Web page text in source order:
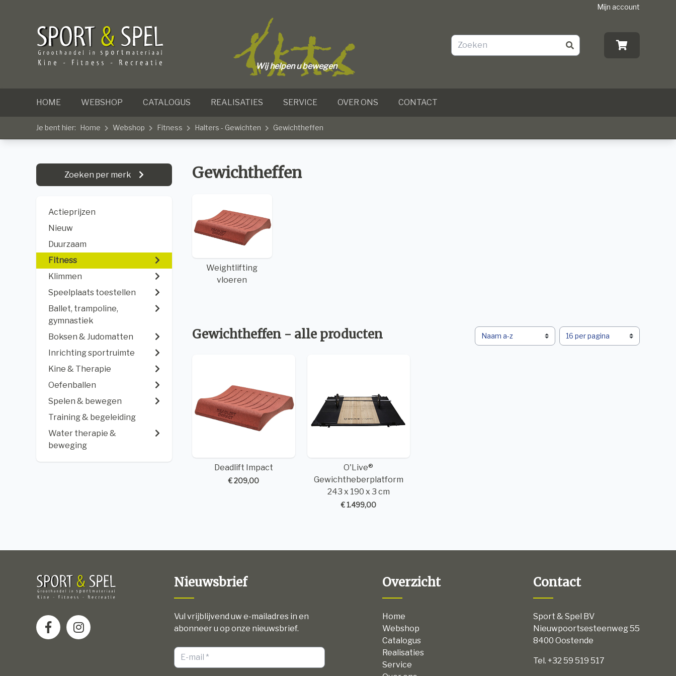
Mijn account
Wij helpen u bewegen
HOME WEBSHOP CATALOGUS REALISATIES SERVICE OVER ONS CONTACT
Je bent hier: Home Webshop Fitness Halters - Gewichten Gewichtheffen
Zoeken per merk
Actieprijzen
Nieuw
Duurzaam
Fitness
Klimmen
Speelplaats toestellen
Ballet, trampoline,
gymnastiek
Boksen & Judomatten
Inrichting sportruimte
Kine & Therapie
Oefenballen
Spelen & bewegen
Training & begeleiding
Water therapie &
beweging
Gewichtheffen
Weightlifting
vloeren
Gewichtheffen - alle producten
Deadlift Impact
€ 209,00
O'Live®
Gewichtheberplatform
243 x 190 x 3 cm
€ 1.499,00
Nieuwsbrief
Vul vrijblijvend uw e-mailadres in en
abonneer u op onze nieuwsbrief.
Overzicht
Home
Webshop
Catalogus
Realisaties
Service
Contact
Sport & Spel BV
Nieuwpoortsesteenweg 55
8400 Oostende
Tel. +32 59 519 517